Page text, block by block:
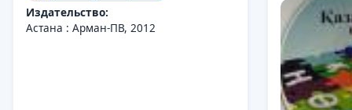
Издательство:
Астана : Арман-ПВ, 2012